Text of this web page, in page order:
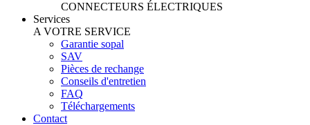
CONNECTEURS ÉLECTRIQUES
Services
A VOTRE SERVICE
Garantie sopal
SAV
Pièces de rechange
Conseils d'entretien
FAQ
Téléchargements
Contact